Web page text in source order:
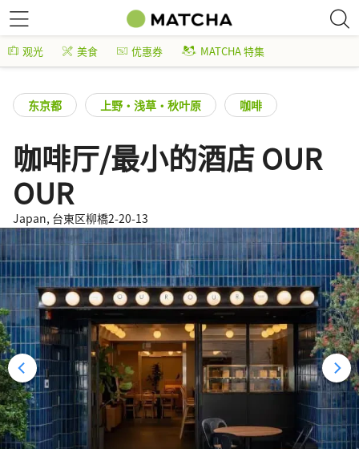
观光 美食 优惠券 MATCHA 特集
东京都 上野・浅草・秋叶原 咖啡
咖啡厅/最小的酒店 OUR
OUR
Japan, 台東区柳橋2-20-13